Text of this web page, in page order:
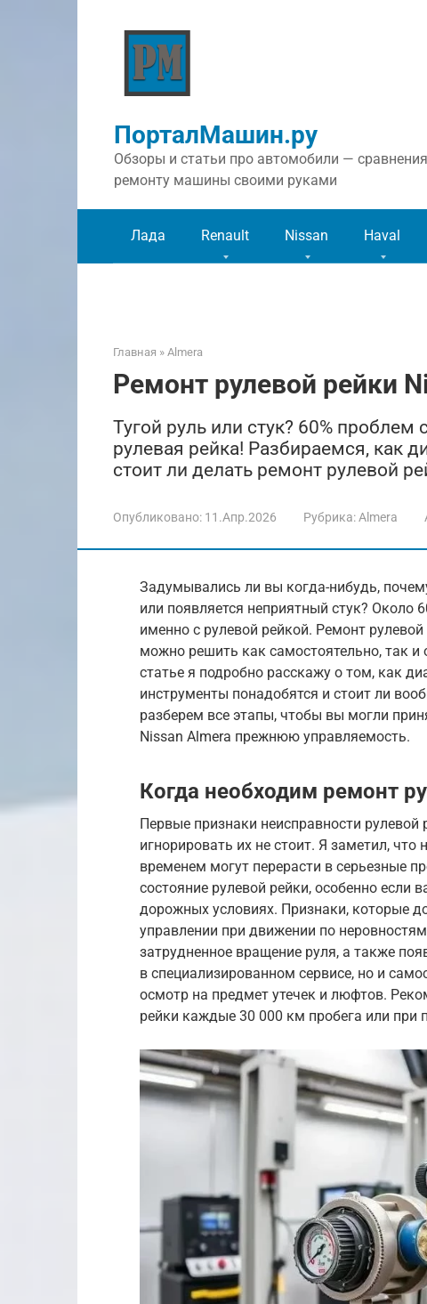
ПорталМашин.ру
Обзоры и статьи про автомобили —
ремонту машины своими руками
Лада Renault Nissan Haval
Главная » Almera
Ремонт рулевой рейки
Тугой руль или стук? 60%
рулевая рейка! Разбираемся, как
стоит ли делать ремонт рулевой
Опубликовано: 11.Апр.2026 Рубрика: Almera
Задумывались ли вы когда-нибудь,
или появляется неприятный стук? Около
именно с рулевой рейкой. Ремонт
можно решить как самостоятельно, так
статье я подробно расскажу о том, как
инструменты понадобятся и стоит ли
разберем все этапы, чтобы вы могли
Nissan Almera прежнюю управляемость.
Когда необходим ремонт
Первые признаки неисправности
игнорировать их не стоит. Я заметил,
временем могут перерасти в серьезные
состояние рулевой рейки, особенно если
дорожных условиях. Признаки, которые
управлении при движении по
затрудненное вращение руля, а также
в специализированном сервисе, но и
осмотр на предмет утечек и люфтов.
рейки каждые 30 000 км пробега или при